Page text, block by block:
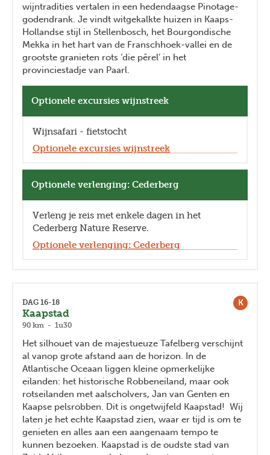
wijntradities vertalen in een hedendaagse Pinotage-
godendrank. Je vindt witgekalkte huizen in Kaaps-
Hollandse stijl in Stellenbosch, het Bourgondische
Mekka in het hart van de Franschhoek-vallei en de
grootste granieten rots ‘die pêrel’ in het
provinciestadje van Paarl.
Optionele excursies wijnstreek
Wijnsafari - fietstocht
Optionele excursies wijnstreek
Optionele verlenging: Cederberg
Verleng je reis met enkele dagen in het
Cederberg Nature Reserve.
Optionele verlenging: Cederberg
K
DAG 16-18
Kaapstad
90 km - 1u30
Het silhouet van de majestueuze Tafelberg verschijnt
al vanop grote afstand aan de horizon. In de
Atlantische Oceaan liggen kleine opmerkelijke
eilanden: het historische Robbeneiland, maar ook
rotseilanden met aalscholvers, Jan van Genten en
Kaapse pelsrobben. Dit is ongetwijfeld Kaapstad! Wij
laten je het echte Kaapstad zien, waar er tijd is om te
genieten en alles aan een aangenaam tempo te
kunnen bezoeken. Kaapstad is de oudste stad van